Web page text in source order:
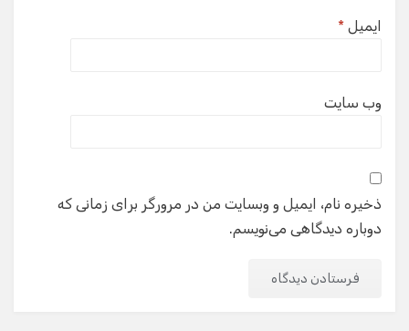
ایمیل *
وب‌ سایت
ذخیره نام، ایمیل و وبسایت من در مرورگر برای زمانی که
دوباره دیدگاهی می‌نویسم.